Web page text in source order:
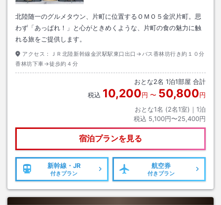
北陸随一のグルメタウン、片町に位置するＯＭＯ５金沢片町。思
わず「あっぱれ！」と心がときめくような、片町の食の魅力に触
れる旅をご提供します。
アクセス：
ＪＲ北陸新幹線金沢駅駅東口出口→バス香林坊行き約１０分
香林坊下車→徒歩約４分
おとな2名 1泊1部屋 合計
税込 10,200円 〜 50,800円
おとな1名 (2名1室)｜ 1泊
税込 5,100円〜25,400円
宿泊プランを見る
新幹線・JR
付きプラン
航空券
付きプラン